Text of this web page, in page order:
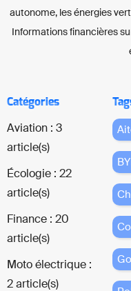
autonome, les énergies
Informations financières
Catégories
Aviation : 3
article(s)
Écologie : 22
article(s)
Finance : 20
article(s)
Moto électrique :
2 article(s)